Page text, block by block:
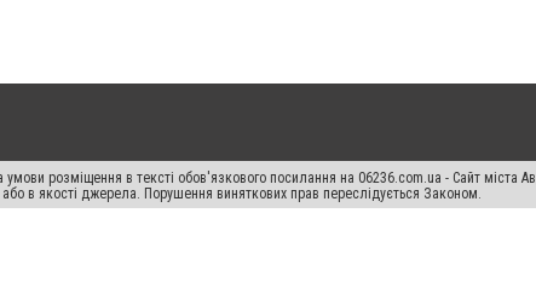
розміщення в тексті обов'язкового посилання на 06236.com.ua - Сайт міста
в якості джерела. Порушення виняткових прав переслідується Законом.